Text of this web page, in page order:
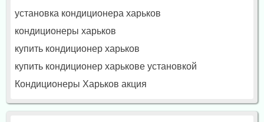
установка кондиционера харьков
кондиционеры харьков
купить кондиционер харьков
купить кондиционер харькове установкой
Кондиционеры Харьков акция